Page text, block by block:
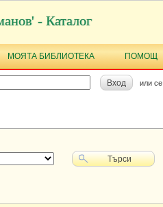
- Каталог
МОЯТА БИБЛИОТЕКА ПОМОЩ
Вход или се
Търси